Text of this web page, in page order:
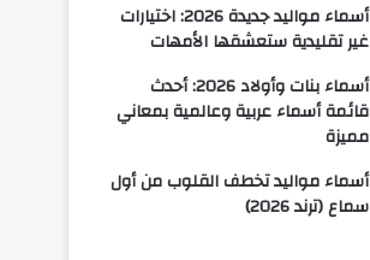
أسماء مواليد جديدة 2026: اختيارات
غير تقليدية ستعشقها الأمهات
أسماء بنات وأولاد 2026: أحدث
قائمة أسماء عربية وعالمية بمعاني
مميزة
أسماء مواليد تخطف القلوب من أول
سماع (ترند 2026)